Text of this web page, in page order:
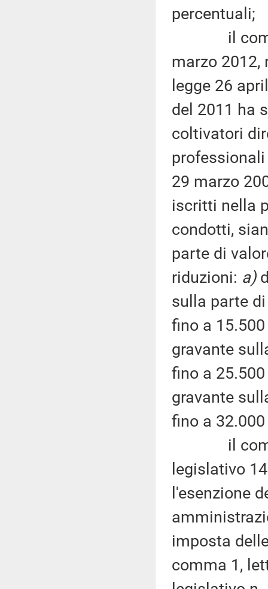
percentuali;
il
marzo
legge 26
del 2011 ha
coltivatori
29 marzo
iscritti nella
condotti,
parte di
riduzioni: a)
sulla parte
fino a
gravante
fino a
gravante
fino a
il comma
legislativo
l'esenzione
imposta
comma 1,